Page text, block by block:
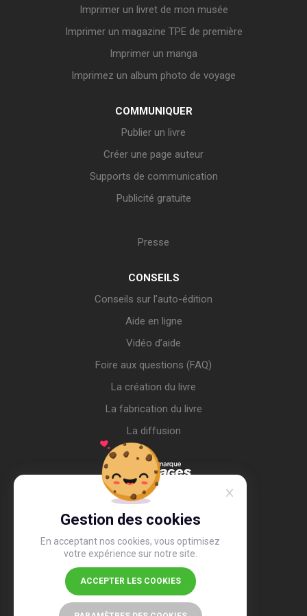
Gestion des cookies
En acceptant nos cookies, vous optimisez
votre expérience sur notre site.
ACCEPTER LES COOKIES
Imprimer un livret de mon musée
Imprimer un magazine TPE de première
Imprimer un manga
Imprimez un album photo de voyage
COMMUNIQUER
Publier un livre
Créer une page auteur
Supports de communication
Publicité gratuite
Presse
CONSEILS
Conseils sur l’auto-édition
Aide en ligne
Vidéo d’aide
Foire aux questions (FAQ)
La création du livre
La fabrication du livre
La diffusion
4,4